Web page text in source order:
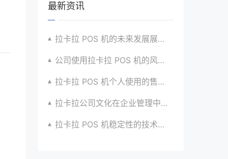
最新资讯
拉卡拉 POS 机的未来发展展望与战略规划
公司使用拉卡拉 POS 机的风险评估与应对
拉卡拉 POS 机个人使用的售后服务优化
拉卡拉公司文化在企业管理中的作用
拉卡拉 POS 机稳定性的技术创新与应用实践